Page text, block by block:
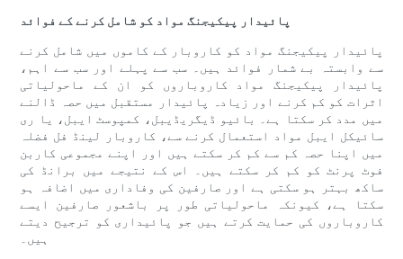
پائیدار پیکیجنگ مواد کو شامل کرنے کے فوائد
پائیدار پیکیجنگ مواد کو کاروبار کے کاموں میں شامل کرنے
سے وابستہ بے شمار فوائد ہیں۔ سب سے پہلے اور سب سے اہم،
پائیدار پیکیجنگ مواد کاروباروں کو ان کے ماحولیاتی
اثرات کو کم کرنے اور زیادہ پائیدار مستقبل میں حصہ ڈالنے
میں مدد کر سکتا ہے۔ بائیو ڈیگریڈیبل، کمپوسٹ ایبل، یا ری
سائیکل ایبل مواد استعمال کرنے سے، کاروبار لینڈ فل فضلہ
میں اپنا حصہ کم سے کم کر سکتے ہیں اور اپنے مجموعی کاربن
فوٹ پرنٹ کو کم کر سکتے ہیں۔ اس کے نتیجے میں برانڈ کی
ساکھ بہتر ہو سکتی ہے اور صارفین کی وفاداری میں اضافہ ہو
سکتا ہے، کیونکہ ماحولیاتی طور پر باشعور صارفین ایسے
کاروباروں کی حمایت کرتے ہیں جو پائیداری کو ترجیح دیتے
ہیں۔